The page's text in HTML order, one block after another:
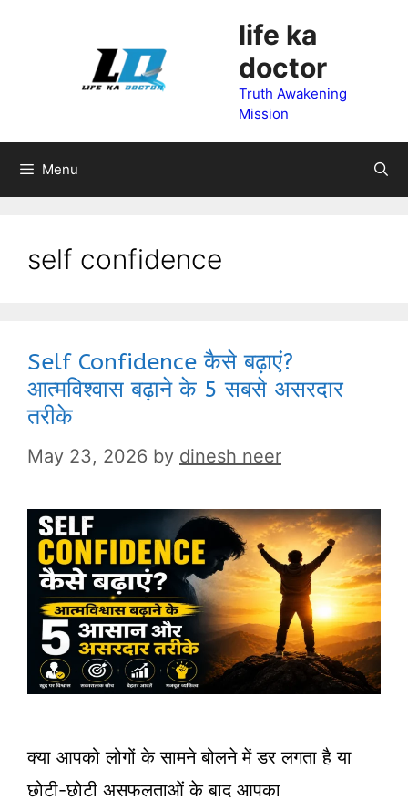
life ka
doctor
Truth Awakening
Mission
Menu
self confidence
Self Confidence कैसे बढ़ाएं?
आत्मविश्वास बढ़ाने के 5 सबसे असरदार
तरीके
May 23, 2026 by dinesh neer
क्या आपको लोगों के सामने बोलने में डर लगता है या
छोटी-छोटी असफलताओं के बाद आपका